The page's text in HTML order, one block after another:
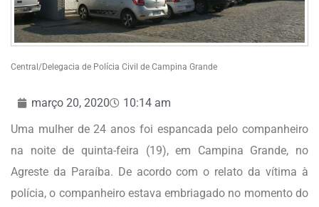
Central/Delegacia de Polícia Civil de Campina Grande
março 20, 2020
10:14 am
Uma mulher de 24 anos foi espancada pelo companheiro
na noite de quinta-feira (19), em Campina Grande, no
Agreste da Paraíba. De acordo com o relato da vítima à
polícia, o companheiro estava embriagado no momento do